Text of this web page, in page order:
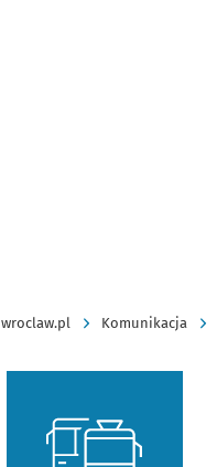
wroclaw.pl Komunikacja